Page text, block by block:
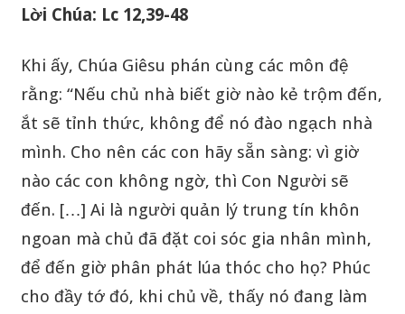
Lời Chúa: Lc 12,39-48
Khi ấy, Chúa Giêsu phán cùng các môn đệ
rằng: “Nếu chủ nhà biết giờ nào kẻ trộm đến,
ắt sẽ tỉnh thức, không để nó đào ngạch nhà
mình. Cho nên các con hãy sẵn sàng: vì giờ
nào các con không ngờ, thì Con Người sẽ
đến. […] Ai là người quản lý trung tín khôn
ngoan mà chủ đã đặt coi sóc gia nhân mình,
để đến giờ phân phát lúa thóc cho họ? Phúc
cho đầy tớ đó, khi chủ về, thấy nó đang làm